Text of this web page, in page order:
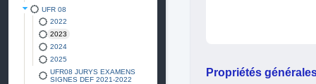
UFR 08
2022
2023
2024
2025
UFR08 JURYS EXAMENS
SIGNES DEF 2021-2022
Propriétés